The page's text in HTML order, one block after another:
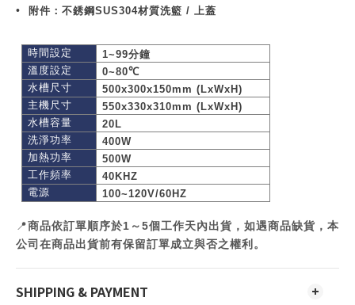
• 附件：不銹鋼SUS304材質洗籃 / 上蓋
時間設定 1~99分鐘
溫度設定
0~80℃
水槽尺寸
500x300x150mm (LxWxH)
主機尺寸
550x330x310mm (LxWxH)
水槽容量
20L
洗淨功率
400W
加熱功率
500W
工作頻率
40KHZ
電源
100~120V/60HZ
📍商品依訂單順序於1～5個工作天內出貨，如遇商品缺貨，本
公司在商品出貨前有保留訂單成立與否之權利。
SHIPPING & PAYMENT